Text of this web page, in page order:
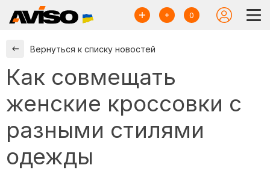
0
Вернуться к списку новостей
Как совмещать
женские кроссовки с
разными стилями
одежды